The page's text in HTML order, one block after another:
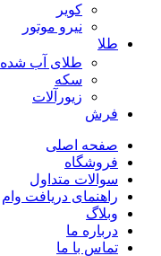
کویر
نیرو موتور
طلا
طلای آب شده
سکه
زیورآلات
فرش
صفحه اصلی
فروشگاه
سوالات متداول
راهنمای دریافت وام
وبلاگ
درباره ما
تماس با ما